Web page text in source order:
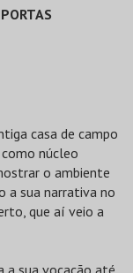
casa de campo
núcleo
o ambiente
a sua narrativa no
que aí veio a
a sua vocação até